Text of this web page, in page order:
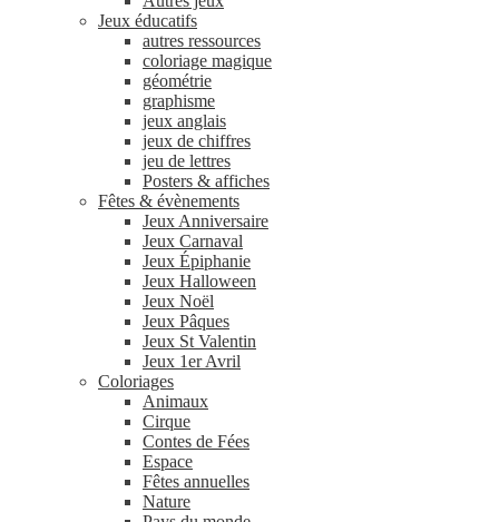
Jeux éducatifs
autres ressources
coloriage magique
géométrie
graphisme
jeux anglais
jeux de chiffres
jeu de lettres
Posters & affiches
Fêtes & évènements
Jeux Anniversaire
Jeux Carnaval
Jeux Épiphanie
Jeux Halloween
Jeux Noël
Jeux Pâques
Jeux St Valentin
Jeux 1er Avril
Coloriages
Animaux
Cirque
Contes de Fées
Espace
Fêtes annuelles
Nature